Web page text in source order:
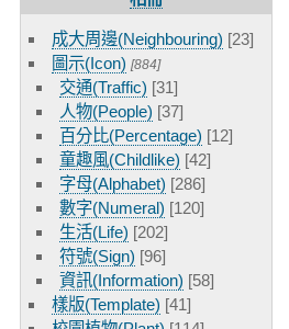
成大周邊(Neighbouring) [23]
圖示(Icon) [884]
交通(Traffic) [31]
人物(People) [37]
百分比(Percentage) [12]
童趣風(Childlike) [42]
字母(Alphabet) [286]
數字(Numeral) [120]
生活(Life) [202]
符號(Sign) [96]
資訊(Information) [58]
樣版(Template) [41]